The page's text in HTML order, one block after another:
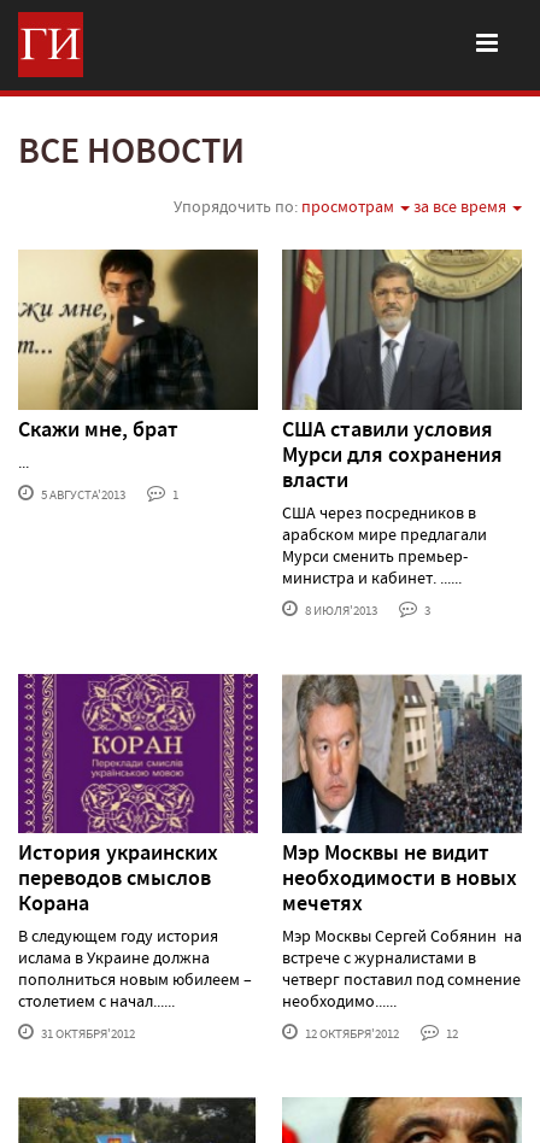
ВСЕ НОВОСТИ
Упорядочить по: просмотрам за все время
Скажи мне, брат
...
5 АВГУСТА'2013 1
США ставили условия
Мурси для сохранения
власти
США через посредников в
арабском мире предлагали
Мурси сменить премьер-
министра и кабинет. ......
8 ИЮЛЯ'2013 3
История украинских
переводов смыслов
Корана
В следующем году история
ислама в Украине должна
пополниться новым юбилеем –
столетием с начал......
31 ОКТЯБРЯ'2012
Мэр Москвы не видит
необходимости в новых
мечетях
Мэр Москвы Сергей Собянин на
встрече с журналистами в
четверг поставил под сомнение
необходимо......
12 ОКТЯБРЯ'2012 12